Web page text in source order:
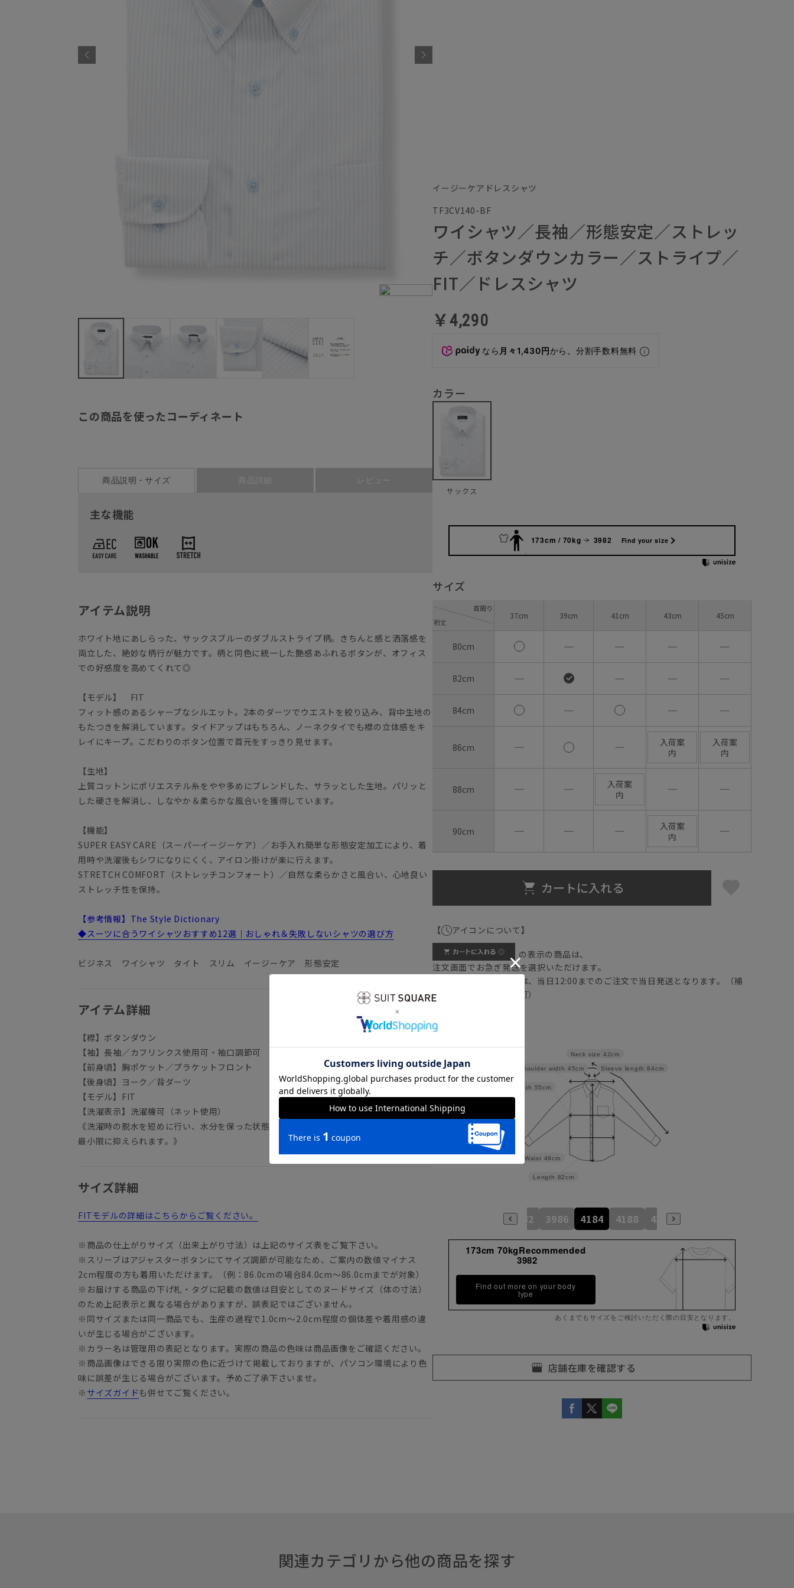
この商品を使ったコーディネート
商品説明・サイズ 商品詳細 レビュー
主な機能
アイテム説明
ホワイト地にあしらった、サックスブルーのダブルストライプ柄。きちんと感と洒落感を
両立した、絶妙な柄行が魅力です。柄と同色に統一した艶感あふれるボタンが、オフィス
での好感度を高めてくれて◎
【モデル】 FIT
フィット感のあるシャープなシルエット。2本のダーツでウエストを絞り込み、背中生地の
もたつきを解消しています。タイドアップはもちろん、ノーネクタイでも襟の立体感をキ
レイにキープ。こだわりのボタン位置で首元をすっきり見せます。
【生地】
上質コットンにポリエステル糸をやや多めにブレンドした、サラッとした生地。パリッと
した硬さを解消し、しなやか＆柔らかな風合いを獲得しています。
【機能】
SUPER EASY CARE（スーパーイージーケア）／お手入れ簡単な形態安定加工により、着
用時や洗濯後もシワになりにくく、アイロン掛けが楽に行えます。
STRETCH COMFORT（ストレッチコンフォート）／自然な柔らかさと風合い、心地良い
ストレッチ性を保持。
【参考情報】The Style Dictionary
◆スーツに合うワイシャツおすすめ12選｜おしゃれ＆失敗しないシャツの選び方
ビジネス ワイシャツ タイト スリム イージーケア 形態安定
アイテム詳細
【襟】ボタンダウン
【袖】長袖／カフリンクス使用可・袖口調節可
【前身頃】胸ポケット／プラケットフロント
【後身頃】ヨーク／背ダーツ
【モデル】FIT
【洗濯表示】洗濯機可（ネット使用）
《洗濯時の脱水を短めに行い、水分を保った状態で形を整えつり干しすることで、シワが
最小限に抑えられます。》
サイズ詳細
FITモデルの詳細はこちらからご覧ください。
※商品の仕上がりサイズ（出来上がり寸法）は上記のサイズ表をご覧下さい。
※スリーブはアジャスターボタンにてサイズ調節が可能なため、ご案内の数値マイナス
2cm程度の方も着用いただけます。（例：86.0cmの場合84.0cm～86.0cmまでが対象）
※お届けする商品の下げ札・タグに記載の数値は目安としてのヌードサイズ（体の寸法）
のため上記表示と異なる場合がありますが、誤表記ではございません。
※同サイズまたは同一商品でも、生産の過程で1.0cm～2.0cm程度の個体差や着用感の違
いが生じる場合がございます。
※カラー名は管理用の表記となります。実際の商品の色味は商品画像をご確認ください。
※商品画像はできる限り実際の色に近づけて掲載しておりますが、パソコン環境により色
味に誤差が生じる場合がございます。予めご了承下さいませ。
※ サイズガイドも併せてご覧ください。
イージーケアドレスシャツ
TF3CV140-BF
ワイシャツ／長袖／形態安定／ストレッ
チ／ボタンダウンカラー／ストライプ／
FIT／ドレスシャツ
￥4,290
なら 月々1,430円から。分割手数料無料
カラー
サックス
173cm / 70kg 3982 Find your size
サイズ
裄丈
首周り
37cm 39cm 41cm 43cm 45cm
80cm ― ― ― ―
82cm ― ― ― ―
84cm ― ― ―
86cm ― ―
入荷案
内
入荷案
内
88cm ― ―
入荷案
内
― ―
90cm ― ― ―
入荷案
内
―
カートに入れる
【 アイコンについて】
の表示の商品は、
注文画面でお急ぎ発送を選択いただけます。
さらにメルマガ会員様は、当日12:00までのご注文で当日発送となります。（補
正商品の場合は対応不可）
Sleeve length 84cm
Neck size 42cm
Length 82cm
Waist 49cm
Width 55cm
Shoulder width 45cm
3982 3986 4184 4188 4386
173cm 70kgRecommended
3982
Find out more on your body
type
あくまでもサイズをご検討いただく際の目安となります。
関連カテゴリから他の商品を探す